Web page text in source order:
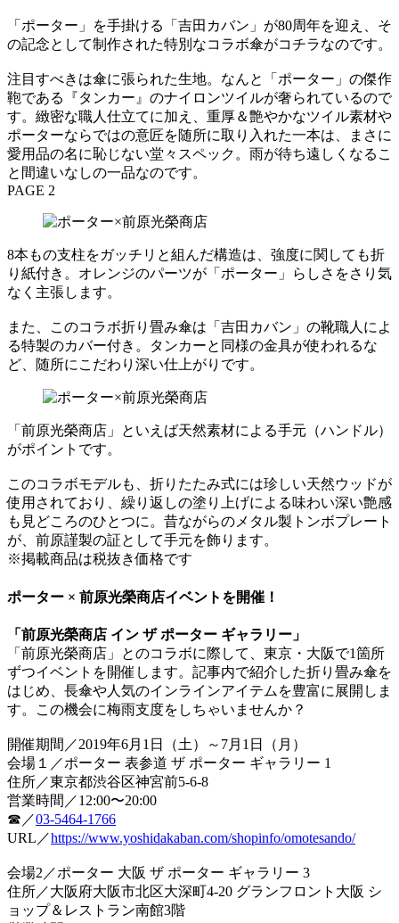
「ポーター」を手掛ける「吉田カバン」が80周年を迎え、そ
の記念として制作された特別なコラボ傘がコチラなのです。
注目すべきは傘に張られた生地。なんと「ポーター」の傑作
鞄である『タンカー』のナイロンツイルが奢られているので
す。緻密な職人仕立てに加え、重厚＆艶やかなツイル素材や
ポーターならではの意匠を随所に取り入れた一本は、まさに
愛用品の名に恥じない堂々スペック。雨が待ち遠しくなるこ
と間違いなしの一品なのです。
PAGE 2
8本もの支柱をガッチリと組んだ構造は、強度に関しても折
り紙付き。オレンジのパーツが「ポーター」らしさをさり気
なく主張します。
また、このコラボ折り畳み傘は「吉田カバン」の靴職人によ
る特製のカバー付き。タンカーと同様の金具が使われるな
ど、随所にこだわり深い仕上がりです。
「前原光榮商店」といえば天然素材による手元（ハンドル）
がポイントです。
このコラボモデルも、折りたたみ式には珍しい天然ウッドが
使用されており、繰り返しの塗り上げによる味わい深い艶感
も見どころのひとつに。昔ながらのメタル製トンボプレート
が、前原謹製の証として手元を飾ります。
※掲載商品は税抜き価格です
ポーター × 前原光榮商店イベントを開催！
「前原光榮商店 イン ザ ポーター ギャラリー」
「前原光榮商店」とのコラボに際して、東京・大阪で1箇所
ずつイベントを開催します。記事内で紹介した折り畳み傘を
はじめ、長傘や人気のインラインアイテムを豊富に展開しま
す。この機会に梅雨支度をしちゃいませんか？
開催期間／2019年6月1日（土）～7月1日（月）
会場１／ポーター 表参道 ザ ポーター ギャラリー 1
住所／東京都渋谷区神宮前5-6-8
営業時間／12:00〜20:00
☎︎／03-5464-1766
URL／https://www.yoshidakaban.com/shopinfo/omotesando/
会場2／ポーター 大阪 ザ ポーター ギャラリー 3
住所／大阪府大阪市北区大深町4-20 グランフロント大阪 シ
ョップ＆レストラン南館3階